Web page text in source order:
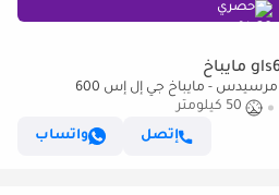
حصري
50 كيلومتر
إتصل
واتساب